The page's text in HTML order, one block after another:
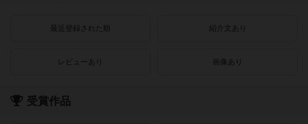
最近登録された順 紹介文あり
レビューあり 画像あり
受賞作品